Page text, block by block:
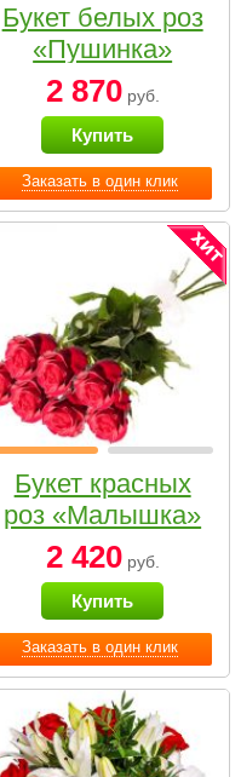
Заказать в один клик
Букет белых роз
«Пушинка»
2 870руб.
Купить
Заказать в один клик
Букет красных
роз «Малышка»
2 420руб.
Купить